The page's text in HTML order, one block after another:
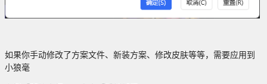
如果你手动修改了方案文件、新装方案、修改皮肤等等，需要应用到
小狼毫